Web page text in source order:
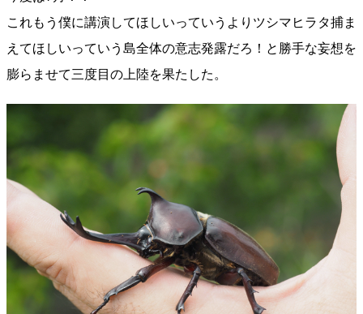
これもう僕に講演してほしいっていうよりツシマヒラタ捕ま
えてほしいっていう島全体の意志発露だろ！と勝手な妄想を
膨らませて三度目の上陸を果たした。